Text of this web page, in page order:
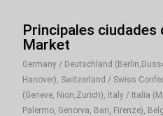
Principales ciudades
Market
Germany / Deutschland
Hanover), Switzerland / Swiss
(Geneve, Nion,Zurich), Italy / Italia
Palermo, Genorva, Bari, Firenze),